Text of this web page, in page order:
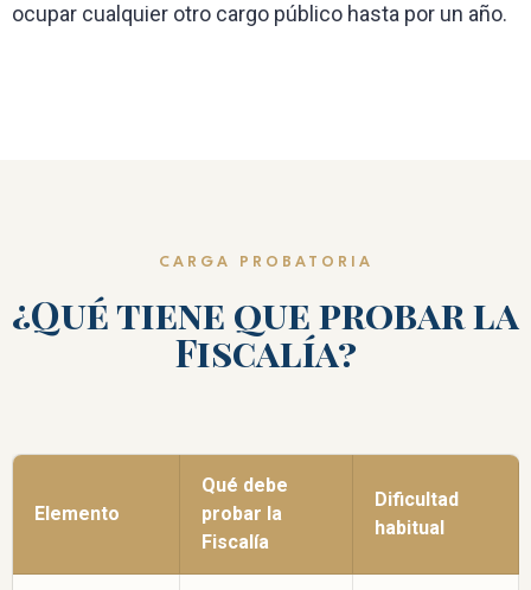
ocupar cualquier otro cargo público hasta por un año.
CARGA PROBATORIA
¿Qué tiene que probar la
Fiscalía?
Elemento
Qué debe
probar la
Fiscalía
Dificultad
habitual